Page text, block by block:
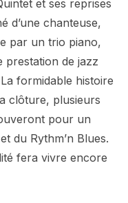
et ses reprises
d’une chanteuse,
par un trio piano,
prestation de jazz
formidable histoire
clôture, plusieurs
pour un
du Rythm’n Blues.
fera vivre encore